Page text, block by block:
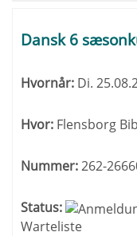
Dansk 6
Hvornår: Di.
Hvor: Flensborg
Nummer:262-
Status:
Warteliste